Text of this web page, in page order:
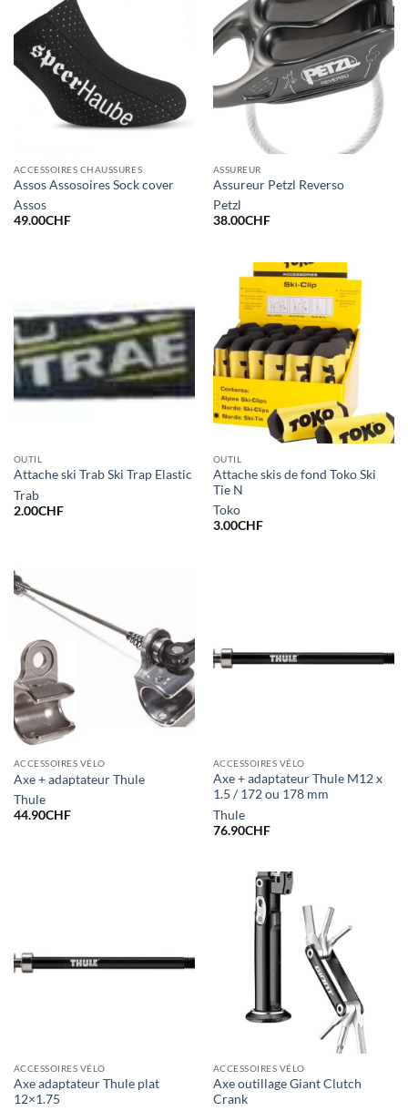
ACCESSOIRES CHAUSSURES
Assos Assosoires Sock cover
Assos
49.00CHF
ASSUREUR
Assureur Petzl Reverso
Petzl
38.00CHF
OUTIL
Attache ski Trab Ski Trap Elastic
Trab
2.00CHF
OUTIL
Attache skis de fond Toko Ski
Tie N
Toko
3.00CHF
ACCESSOIRES VÉLO
Axe + adaptateur Thule
Thule
44.90CHF
ACCESSOIRES VÉLO
Axe + adaptateur Thule M12 x
1.5 / 172 ou 178 mm
Thule
76.90CHF
ACCESSOIRES VÉLO
Axe adaptateur Thule plat
12×1.75
ACCESSOIRES VÉLO
Axe outillage Giant Clutch
Crank